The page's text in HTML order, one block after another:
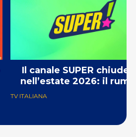
Il canale SUPER chiuderà
nell’estate 2026: il rumor
TV ITALIANA